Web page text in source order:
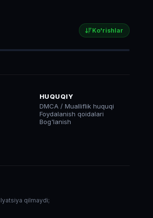
Ko'rishlar
HUQUQIY
DMCA / Mualliflik huquqi
Foydalanish qoidalari
Bog'lanish
qilmaydi;